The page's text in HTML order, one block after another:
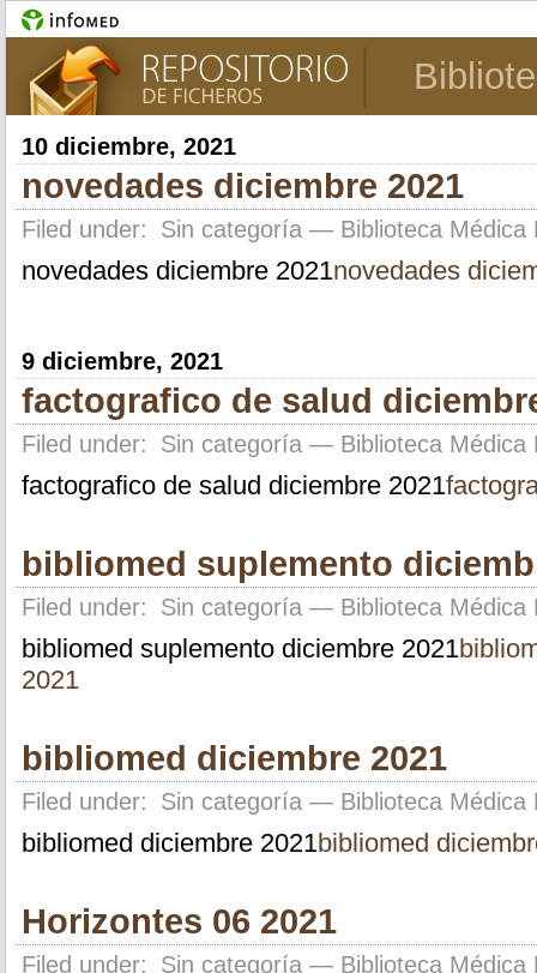
10 diciembre, 2021
novedades diciembre 2021
Filed under: Sin categoría— Biblioteca Médica
novedades diciembre 2021novedades
9 diciembre, 2021
factografico de salud
Filed under: Sin categoría— Biblioteca Médica
factografico de salud diciembre 2021
bibliomed suplemento
Filed under: Sin categoría— Biblioteca Médica
bibliomed suplemento diciembre 2021
2021
bibliomed diciembre 2021
Filed under: Sin categoría— Biblioteca Médica
bibliomed diciembre 2021bibliomed
Horizontes 06 2021
Filed under: Sin categoría— Biblioteca Médica